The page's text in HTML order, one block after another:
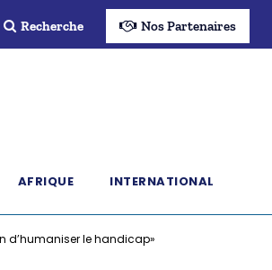
Recherche Nos Partenaires
AFRIQUE INTERNATIONAL
d’humaniser le handicap»